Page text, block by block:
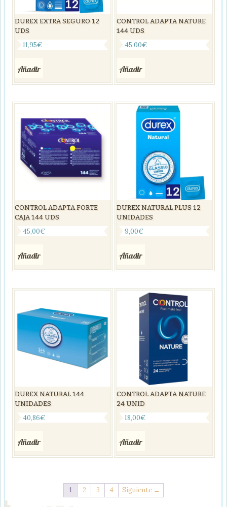
DUREX EXTRA SEGURO 12
UDS
11,95€
Añadir
CONTROL ADAPTA NATURE
144 UDS
45,00€
Añadir
CONTROL ADAPTA FORTE
CAJA 144 UDS
45,00€
Añadir
DUREX NATURAL PLUS 12
UNIDADES
9,00€
Añadir
DUREX NATURAL 144
UNIDADES
40,86€
Añadir
CONTROL ADAPTA NATURE
24 UNID
18,00€
Añadir
1 2 3 4 Siguiente →